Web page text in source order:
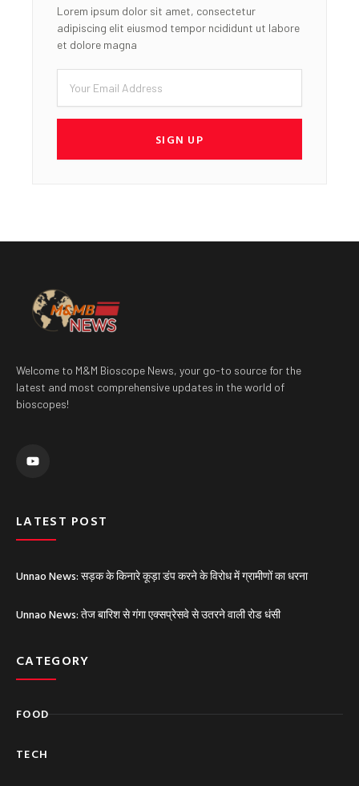
Lorem ipsum dolor sit amet, consectetur
adipiscing elit eiusmod tempor ncididunt ut labore
et dolore magna
Email
SIGN UP
Welcome to M&M Bioscope News, your go-to source for the
latest and most comprehensive updates in the world of
bioscopes!
u
LATEST POST
Unnao News: सड़क के किनारे कूड़ा डंप करने के विरोध में ग्रामीणों का धरना
Unnao News: तेज बारिश से गंगा एक्सप्रेसवे से उतरने वाली रोड धंसी
CATEGORY
FOOD
TECH